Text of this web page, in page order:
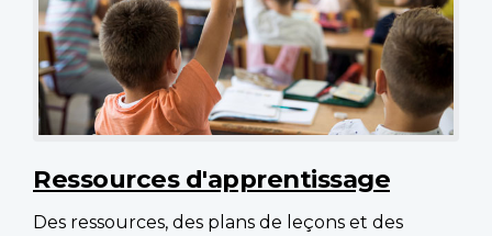
Ressources d'apprentissage
Des ressources, des plans de leçons et des